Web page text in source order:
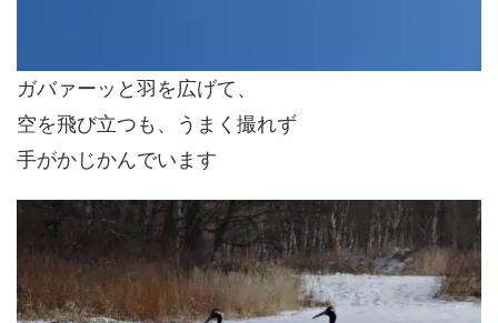
ガバァーッと羽を広げて、
空を飛び立つも、うまく撮れず
手がかじかんでいます